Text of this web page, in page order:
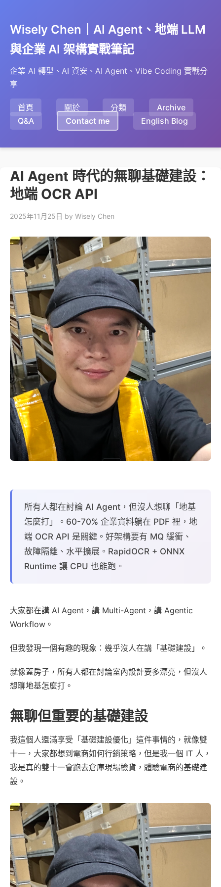
Wisely Chen｜AI Agent、地端 LLM
與企業 AI 架構實戰筆記
企業 AI 轉型、AI 資安、AI Agent、Vibe Coding 實戰分
享
首頁 關於 分類
Archive
Q&A
Contact me English Blog
AI Agent 時代的無聊基礎建設：
地端 OCR API
2025年11月25日 by Wisely Chen
所有人都在討論 AI Agent，但沒人想聊「地基
怎麼打」。60-70% 企業資料躺在 PDF 裡，地
端 OCR API 是關鍵。好架構要有 MQ 緩衝、
故障隔離、水平擴展。RapidOCR + ONNX
Runtime 讓 CPU 也能跑。
大家都在講 AI Agent，講 Multi-Agent，講 Agentic
Workflow。
但我發現一個有趣的現象：幾乎沒人在講「基礎建設」。
就像蓋房子，所有人都在討論室內設計要多漂亮，但沒人
想聊地基怎麼打。
無聊但重要的基礎建設
我這個人還滿享受「基礎建設優化」這件事情的，就像雙
十一，大家都想到電商如何行銷策略，但是我一個 IT 人，
我是真的雙十一會跑去倉庫現場檢貨，體驗電商的基礎建
設。